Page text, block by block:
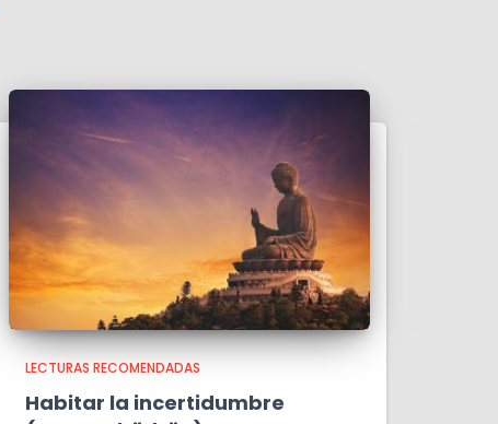
LECTURAS RECOMENDADAS
Habitar la incertidumbre